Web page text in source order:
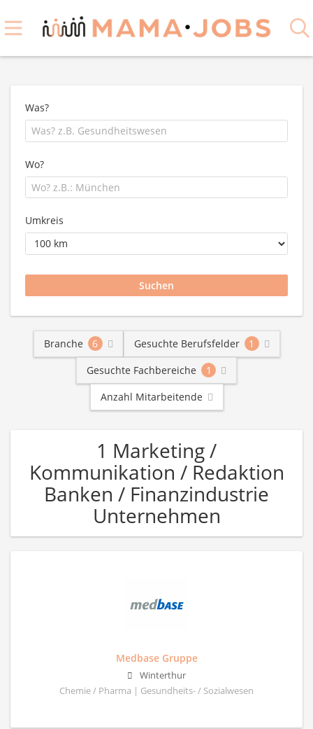
Was?
Wo?
Umkreis
Branche 6 Gesuchte Berufsfelder
1
Gesuchte Fachbereiche
1
Anzahl Mitarbeitende
1 Marketing /
Kommunikation / Redaktion
Banken / Finanzindustrie
Unternehmen
Medbase Gruppe
Winterthur
Chemie / Pharma | Gesundheits- / Sozialwesen